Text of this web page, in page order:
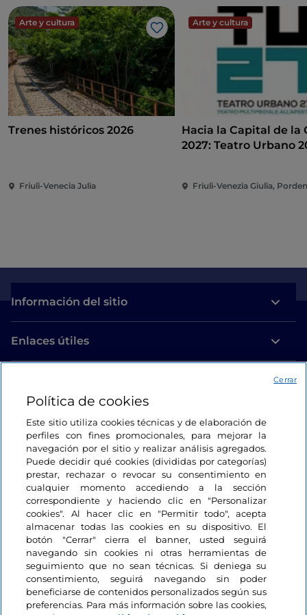
Arte y cultura
Me gusta
Trenes históricos 2026
Friuli-Venecia Julia
Arte y cultura
Hacia la Capital de la
2027: Teatro Urbano
Friuli-Venezia Giulia,
Información del sitio
Enlaces útiles
Estamos en contacto
Política de cookies
Este sitio utiliza cookies técnicas y de elaboración de
perfiles con fines promocionales, para mejorar la
navegación por el sitio y realizar análisis agregados.
Puede decidir qué cookies (divididas por categorías)
prestar, rechazar o revocar su consentimiento en
cualquier momento accediendo a la sección
correspondiente y haciendo clic en "Personalizar
cookies". Al hacer clic en "Permitir todo", acepta
almacenar todas las cookies en su dispositivo. El
botón "Cerrar" cierra el banner, usted seguirá
navegando sin cookies ni otras herramientas de
seguimiento que no sean técnicas. Si deniega su
consentimiento, seguirá navegando sin poder
beneficiarse de contenidos personalizados según sus
preferencias. Para más información sobre las cookies,
Cerrar